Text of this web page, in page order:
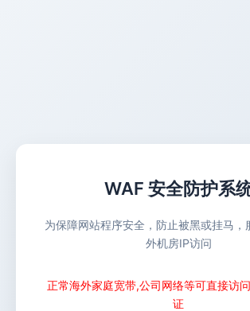
WAF 安全防护系
为保障网站程序安全，防止被黑或挂马，
外机房IP访问
正常海外家庭宽带,公司网络等可直接访
证